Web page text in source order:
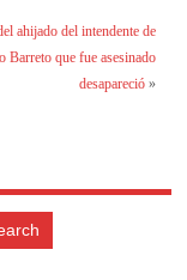
ahijado del intendente de
Barreto que fue asesinado
desapareció»